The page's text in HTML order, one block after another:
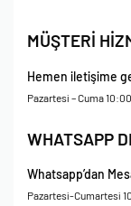
Çerez Politikası
Kişisel Verileri
Mesafeli Satış
MÜŞTERİ
Hemen iletişime
Pazartesi – Cuma
WHATSAPP
Whatsapp’dan
Pazartesi-Cumartesi